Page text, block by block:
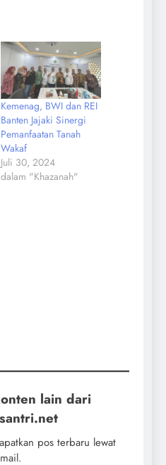
Kemenag, BWI dan REI
Banten Jajaki Sinergi
Pemanfaatan Tanah
Wakaf
Juli 30, 2024
dalam "Khazanah"
lain dari
pos terbaru lewat